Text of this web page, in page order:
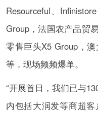
Resourceful、
Group，法国农产品贸
零售巨头X5 Group，
等，现场频频爆单。
“开展首日，我们已与
内包括大润发等商超